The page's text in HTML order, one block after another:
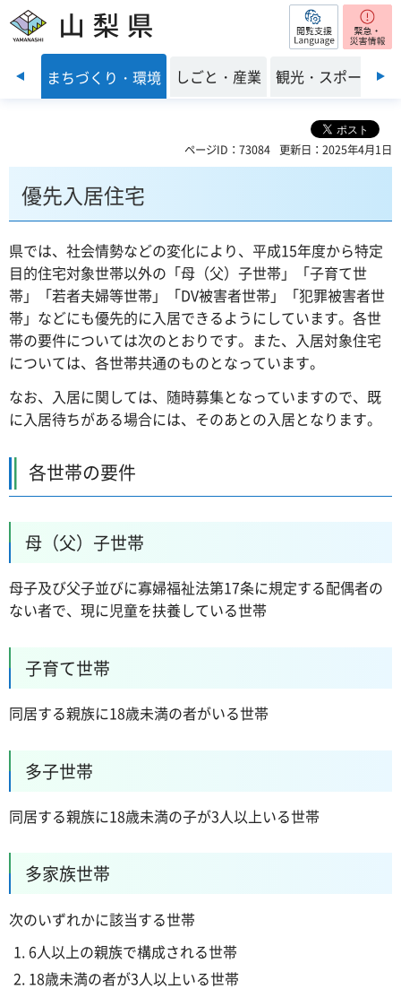
山梨県 閲覧支援
祉 まちづくり・環境 しごと・産業 観光・スポーツ
ページID：73084 更新日：2025年4月1日
優先入居住宅
県では、社会情勢などの変化により、平成15年度から特定
目的住宅対象世帯以外の「母（父）子世帯」「子育て世
帯」「若者夫婦等世帯」「DV被害者世帯」「犯罪被害者世
帯」などにも優先的に入居できるようにしています。各世
帯の要件については次のとおりです。また、入居対象住宅
については、各世帯共通のものとなっています。
なお、入居に関しては、随時募集となっていますので、既
に入居待ちがある場合には、そのあとの入居となります。
各世帯の要件
母（父）子世帯
母子及び父子並びに寡婦福祉法第17条に規定する配偶者の
ない者で、現に児童を扶養している世帯
子育て世帯
同居する親族に18歳未満の者がいる世帯
多子世帯
同居する親族に18歳未満の子が3人以上いる世帯
多家族世帯
次のいずれかに該当する世帯
6人以上の親族で構成される世帯
18歳未満の者が3人以上いる世帯